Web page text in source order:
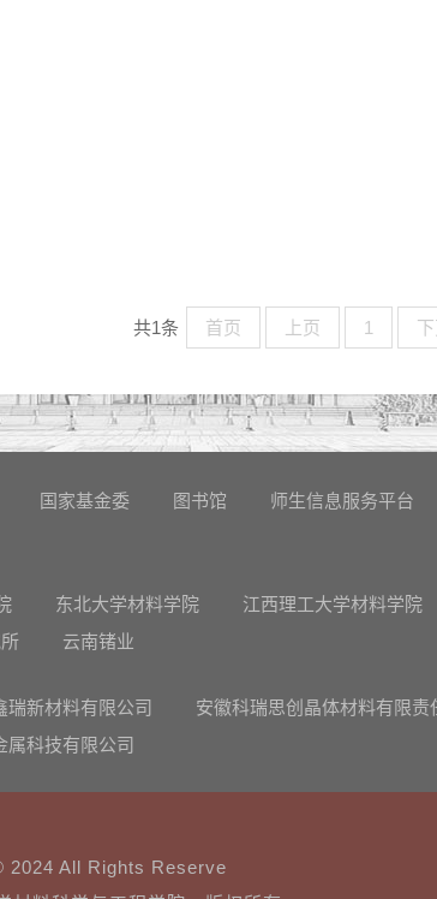
共1条 首页 上页 1
国家基金委 图书馆
师生信息服务平台
东北大学材料学院
江西理工大学材料学院
云南锗业
瑞新材料有限公司
安徽科瑞思创晶体材料有限责
属科技有限公司
2024 All Rights Reserve